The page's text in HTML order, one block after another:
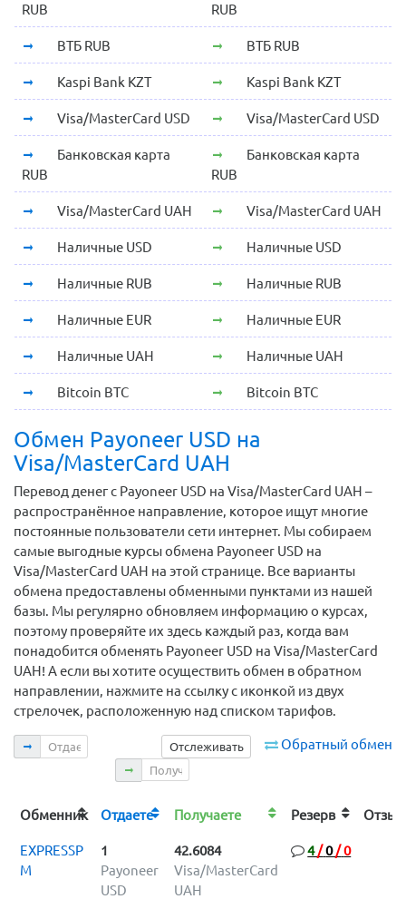
RUB
RUB
ВТБ RUB ВТБ RUB
Kaspi Bank KZT Kaspi Bank KZT
Visa/MasterCard USD Visa/MasterCard USD
Банковская карта
RUB
Банковская карта
RUB
Visa/MasterCard UAH Visa/MasterCard UAH
Наличные USD Наличные USD
Наличные RUB Наличные RUB
Наличные EUR Наличные EUR
Наличные UAH Наличные UAH
Bitcoin BTC Bitcoin BTC
Обмен Payoneer USD на
Visa/MasterCard UAH
Перевод денег с Payoneer USD на Visa/MasterCard UAH –
распространённое направление, которое ищут многие
постоянные пользователи сети интернет. Мы собираем
самые выгодные курсы обмена Payoneer USD на
Visa/MasterCard UAH на этой странице. Все варианты
обмена предоставлены обменными пунктами из нашей
базы. Мы регулярно обновляем информацию о курсах,
поэтому проверяйте их здесь каждый раз, когда вам
понадобится обменять Payoneer USD на Visa/MasterCard
UAH! А если вы хотите осуществить обмен в обратном
направлении, нажмите на ссылку с иконкой из двух
стрелочек, расположенную над списком тарифов.
Обратный обмен
Отслеживать
Отдаете
Получаете
Обменник Отдаете Получаете Резерв
EXPRESSP
M
1
Payoneer
USD
42.6084
Visa/MasterCard
UAH
4/0/0